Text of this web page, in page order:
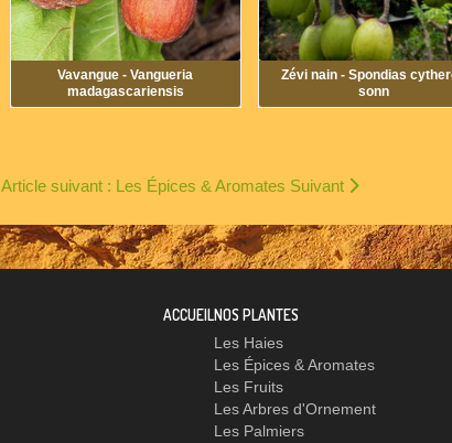
Vavangue - Vangueria
madagascariensis
Zévi nain - Spondias cytherea
sonn
Article suivant : Les Épices & Aromates Suivant
ACCUEILNOS PLANTES
Les Haies
Les Épices & Aromates
Les Fruits
Les Arbres d'Ornement
Les Palmiers